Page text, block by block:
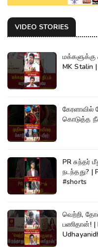
VIDEO STORIES
மக்களுக்கு
MK Stalin
கேரளாவில்
கொடுத்த
PR சுந்தர்
நடந்தது? |
#shorts
வெற்றி,
பணிதான்! |